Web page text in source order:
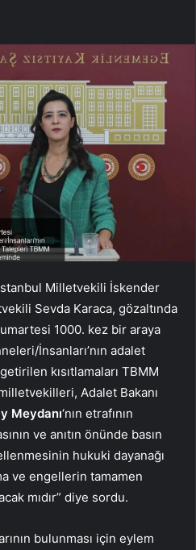
Milletvekili İskender
Sevda Karaca, gözaltında
1000. kez bir araya
İnsanları’nın adalet
kısıtlamaları TBMM
Adalet Bakanı
Meydanı‘nın etrafının
ve anıtın önünde basın
hukuki dayanağı
ve engellerin tamamen
mıdır” diye sordu.
bulunması için eylem